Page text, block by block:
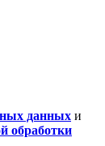
данных и
обработки